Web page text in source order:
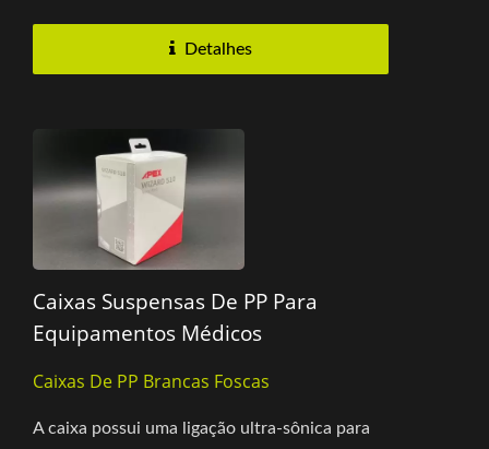
Detalhes
Caixas Suspensas De PP Para
Equipamentos Médicos
Caixas De PP Brancas Foscas
A caixa possui uma ligação ultra-sônica para